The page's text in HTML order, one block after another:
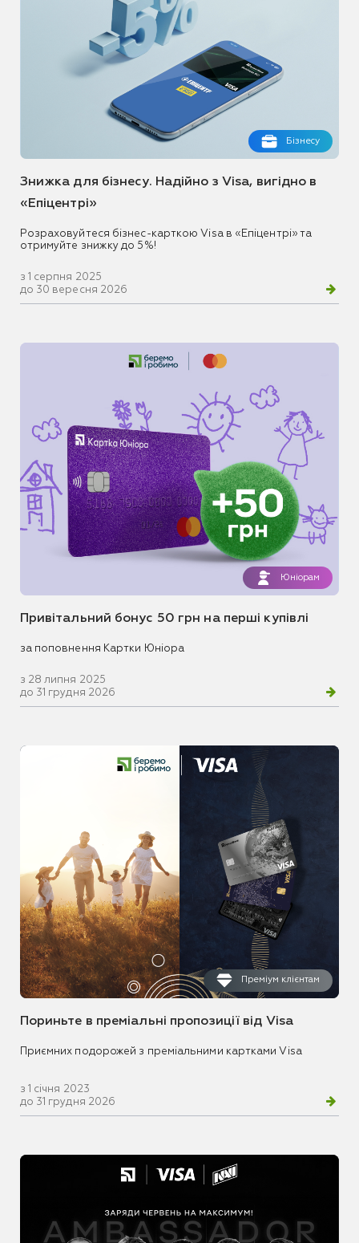
Бізнесу
Знижка для бізнесу. Надійно з Visa, вигідно в
«Епіцентрі»
Розраховуйтеся бізнес-карткою Visa в «Епіцентрі» та
отримуйте знижку до 5%!
з 1 серпня 2025
до 30 вересня 2026
Юніорам
Привітальний бонус 50 грн на перші купівлі
за поповнення Картки Юніора
з 28 липня 2025
до 31 грудня 2026
Преміум клієнтам
Пориньте в преміальні пропозиції від Visa
Приємних подорожей з преміальними картками Visa
з 1 січня 2023
до 31 грудня 2026